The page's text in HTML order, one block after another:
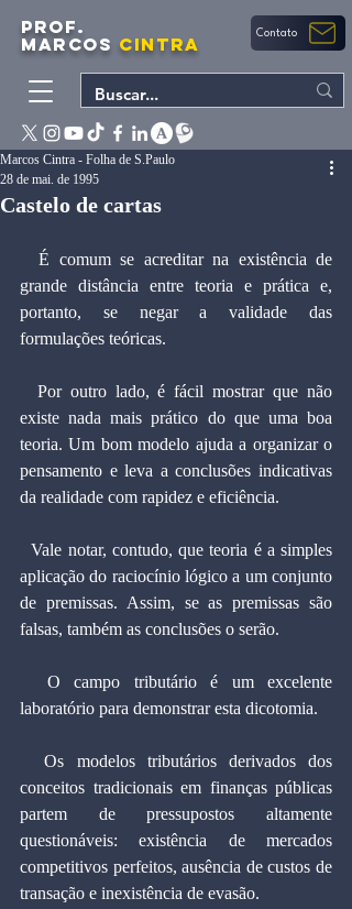
PROF.
MARCOS CINTRA Contato
Castelo de cartas
Marcos Cintra - Folha de S.Paulo
28 de mai. de 1995
grande distância entre teoria e prática e,
portanto, se negar a validade das
formulações teóricas.
existe nada mais prático do que uma boa
teoria. Um bom modelo ajuda a organizar o
pensamento e leva a conclusões indicativas
da realidade com rapidez e eficiência.
  Vale notar, contudo, que teoria é a simples
aplicação do raciocínio lógico a um conjunto
de premissas. Assim, se as premissas são
falsas, também as conclusões o serão.
laboratório para demonstrar esta dicotomia.
  Os modelos tributários derivados dos
conceitos tradicionais em finanças públicas
partem de pressupostos altamente
questionáveis: existência de mercados
competitivos perfeitos, ausência de custos de
transação e inexistência de evasão.